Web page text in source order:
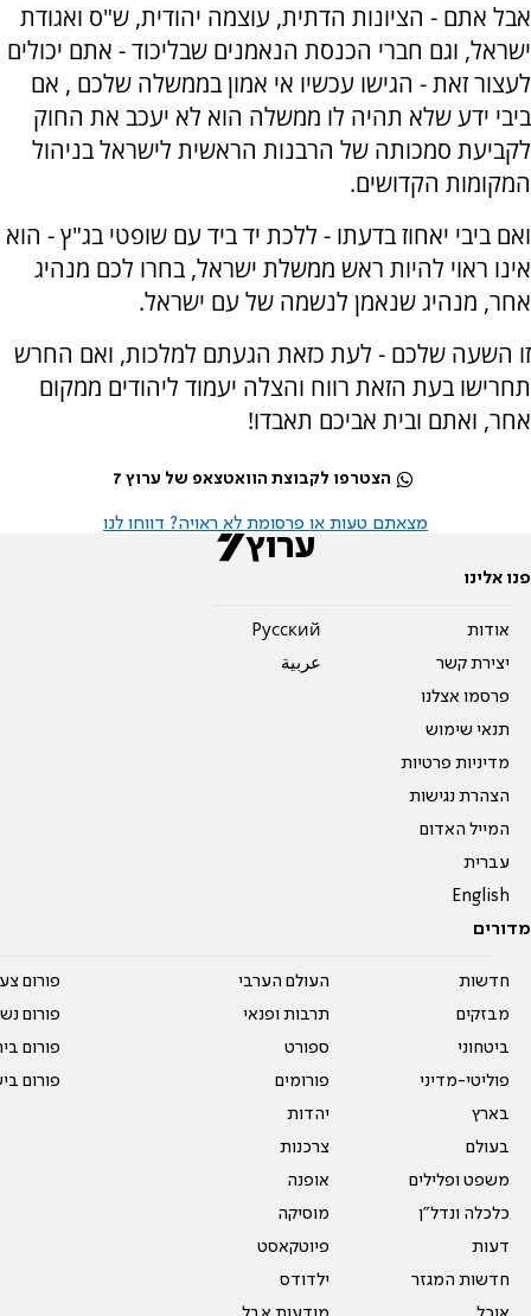
אבל אתם - הציונות הדתית, עוצמה יהודית, ש"ס ואגודת
ישראל, וגם חברי הכנסת הנאמנים שבליכוד - אתם יכולים
לעצור זאת - הגישו עכשיו אי אמון בממשלה שלכם , אם
ביבי ידע שלא תהיה לו ממשלה הוא לא יעכב את החוק
לקביעת סמכותה של הרבנות הראשית לישראל בניהול
המקומות הקדושים.
ואם ביבי יאחוז בדעתו - ללכת יד ביד עם שופטי בג"ץ - הוא
אינו ראוי להיות ראש ממשלת ישראל, בחרו לכם מנהיג
אחר, מנהיג שנאמן לנשמה של עם ישראל.
זו השעה שלכם - לעת כזאת הגעתם למלכות, ואם החרש
תחרישו בעת הזאת רווח והצלה יעמוד ליהודים ממקום
אחר, ואתם ובית אביכם תאבדו!
הצטרפו לקבוצת הוואטצאפ של ערוץ 7
מצאתם טעות או פרסומת לא ראויה? דווחו לנו
פנו אלינו
אודות
יצירת קשר
פרסמו אצלנו
תנאי שימוש
מדיניות פרטיות
הצהרת נגישות
המייל האדום
עברית
English
Pусский
عربية
מדורים
חדשות
מבזקים
ביטחוני
פוליטי-מדיני
בארץ
בעולם
משפט ופלילים
כלכלה ונדל"ן
דעות
חדשות המגזר
העולם הערבי
תרבות ופנאי
ספורט
פורומים
יהדות
צרכנות
אופנה
מוסיקה
פיוטקאסט
ילדודס
פורום
פורום
פורום
פורום